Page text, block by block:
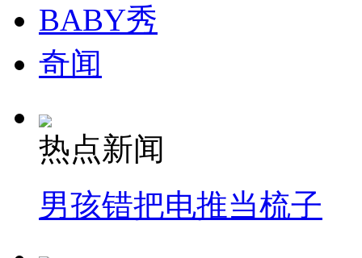
纽约上演“枕头大战”
BABY秀
奇闻
热点新闻
男孩错把电推当梳子